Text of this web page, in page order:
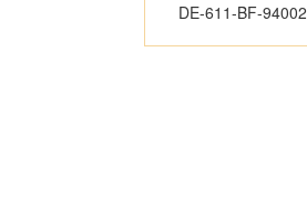
DE-611-BF-94002